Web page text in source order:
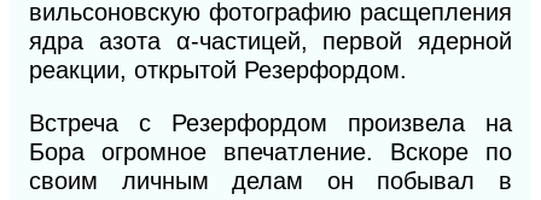
вильсоновскую фотографию расщепления
ядра азота α-частицей, первой ядерной
реакции, открытой Резерфордом.
Встреча с Резерфордом произвела на
Бора огромное впечатление. Вскоре по
своим личным делам он побывал в